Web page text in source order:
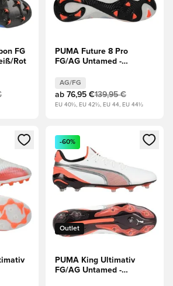
FG
Rot
PUMA Future 8 Pro
FG/AG Untamed -
AG/FG
ab 76,95 €139,95 €
EU 40½, EU 42½, EU 44, EU 44½
zum Anmelden oder Registrieren
Öffnet ein neues Fenster
Outlet
-60%
PUMA King Ultimativ
FG/AG Untamed -